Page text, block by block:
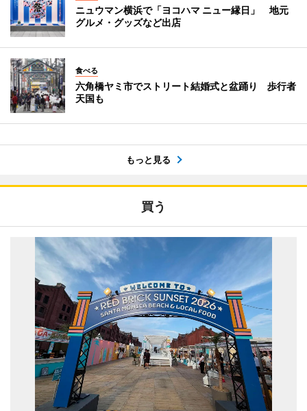
ニュウマン横浜で「ヨコハマ ニュー縁日」 地元
グルメ・グッズなど出店
食べる
六角橋ヤミ市でストリート結婚式と盆踊り 歩行者
天国も
もっと見る
買う